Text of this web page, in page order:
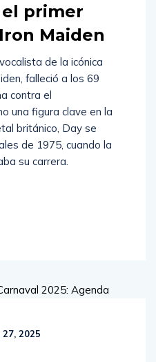
primer
Maiden
de la icónica
falleció a los 69
contra el
una figura clave en la
británico, Day se
de 1975, cuando la
su carrera.
2025